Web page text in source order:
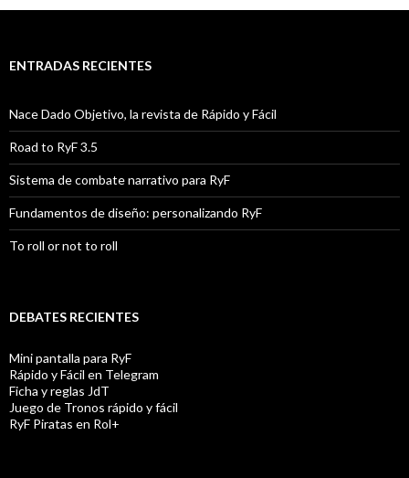
ENTRADAS RECIENTES
Nace Dado Objetivo, la revista de Rápido y Fácil
Road to RyF 3.5
Sistema de combate narrativo para RyF
Fundamentos de diseño: personalizando RyF
To roll or not to roll
DEBATES RECIENTES
Mini pantalla para RyF
Rápido y Fácil en Telegram
Ficha y reglas JdT
Juego de Tronos rápido y fácil
RyF Piratas en Rol+